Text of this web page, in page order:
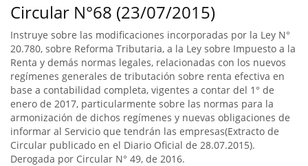
Circular N°68 (23/07/2015)
Instruye sobre las modificaciones incorporadas por la Ley N°
20.780, sobre Reforma Tributaria, a la Ley sobre Impuesto a la
Renta y demás normas legales, relacionadas con los nuevos
regímenes generales de tributación sobre renta efectiva en
base a contabilidad completa, vigentes a contar del 1° de
enero de 2017, particularmente sobre las normas para la
armonización de dichos regímenes y nuevas obligaciones de
informar al Servicio que tendrán las empresas(Extracto de
Circular publicado en el Diario Oficial de 28.07.2015).
Derogada por Circular N° 49, de 2016.